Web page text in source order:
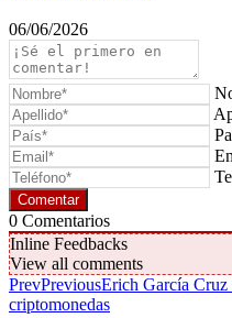
06/06/2026
0 Comentarios
Inline Feedbacks
View all comments
PrevPreviousErich García Cruz
criptomonedas